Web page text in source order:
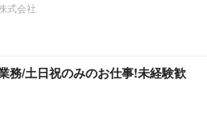
式会社
務/土日祝のみのお仕事!未経験歓